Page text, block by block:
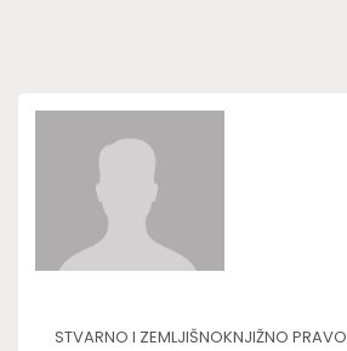
STVARNO I ZEMLJIŠNOKNJIŽNO PRAVO